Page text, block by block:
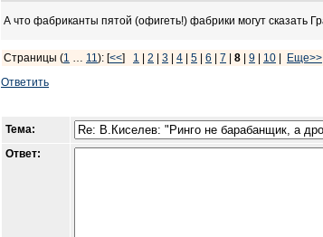
А что фабриканты пятой (офигеть!) фабрики могут сказать
Страницы (1 … 11): [<<] 1 2 3 4 5 6 7 8 9 10
Еще>>
Ответить
Тема:
Ответ: